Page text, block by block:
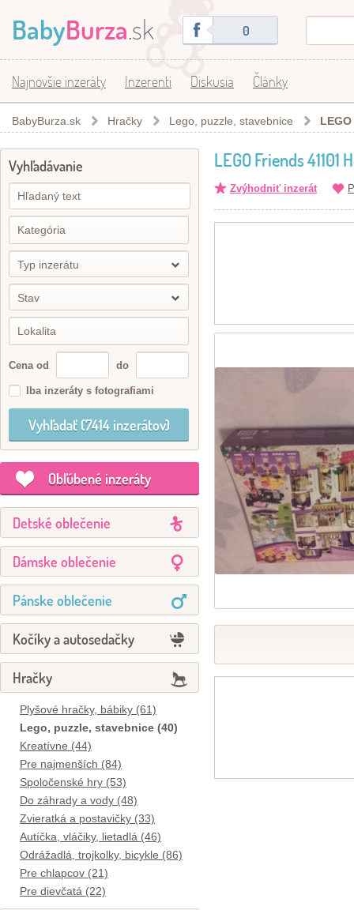
BabyBurza.sk 0
Najnovšie inzeráty Inzerenti Diskusia Články
BabyBurza.sk Hračky Lego, puzzle, stavebnice
Vyhľadávanie
Typ inzerátu
Stav
Cena od do
Iba inzeráty s fotografiami
Obľúbené inzeráty
Detské oblečenie
Dámske oblečenie
Pánske oblečenie
Kočíky a autosedačky
Hračky
Plyšové hračky, bábiky (61)
Lego, puzzle, stavebnice (40)
Kreatívne (44)
Pre najmenších (84)
Spoločenské hry (53)
Do záhrady a vody (48)
Zvieratká a postavičky (33)
Autíčka, vláčiky, lietadlá (46)
Odrážadlá, trojkolky, bicykle (86)
Pre chlapcov (21)
Pre dievčatá (22)
LEGO Friends
Zvýhodniť inzerát